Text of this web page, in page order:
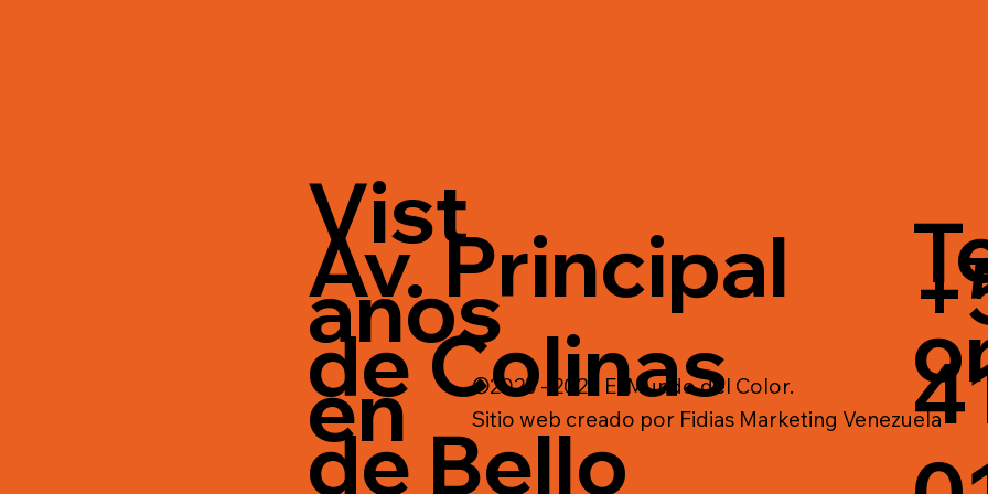
Vist
anos
en
Av. Principal
de Colinas
de Bello
©2025 - 2026 El Mundo del Color.
Sitio web creado por Fidias Marketing Venezuela